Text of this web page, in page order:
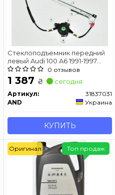
Стеклоподъемник передний
левый Audi 100 A6 1991-1997
электрический без мотора
0 отзывов
1 387 ₴ сегодня
Артикул:
31837031
AND
Украина
КУПИТЬ
Топ продаж
Оригинал